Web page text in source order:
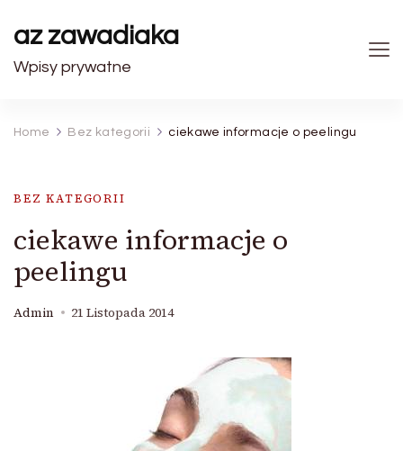
az zawadiaka
Wpisy prywatne
Home Bez kategorii ciekawe informacje o peelingu
BEZ KATEGORII
ciekawe informacje o
peelingu
Admin 21 Listopada 2014